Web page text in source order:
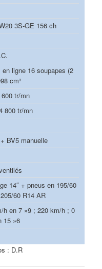
3S-GE 156 ch
ligne 16 soupapes (2
cm³
tr/mn
800 tr/mn
BV5 manuelle
14″ + pneus en 195/60
60 R14 AR
h en 7 »9 ; 220 km/h ; 0
15 »6
: D.R